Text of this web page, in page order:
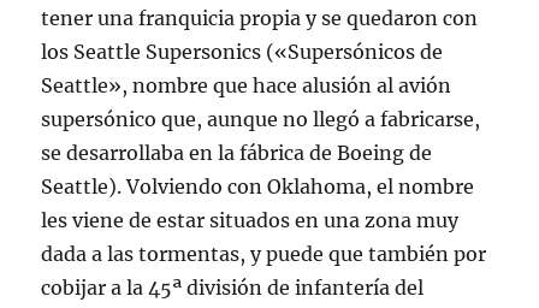
tener una franquicia propia y se quedaron con
los Seattle Supersonics («Supersónicos de
Seattle», nombre que hace alusión al avión
supersónico que, aunque no llegó a fabricarse,
se desarrollaba en la fábrica de Boeing de
Seattle). Volviendo con Oklahoma, el nombre
les viene de estar situados en una zona muy
dada a las tormentas, y puede que también por
cobijar a la 45ª división de infantería del